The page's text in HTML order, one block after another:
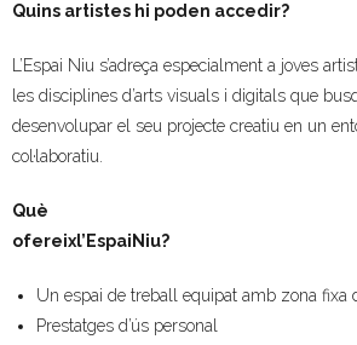
Quins artistes hi poden accedir?
L’Espai Niu s’adreça especialment a joves
les disciplines d’arts visuals i digitals que
desenvolupar el seu projecte creatiu en un
col·laboratiu.
Què
ofereixl’EspaiNiu?
Un espai de treball equipat amb zona fixa
Prestatges d’ús personal